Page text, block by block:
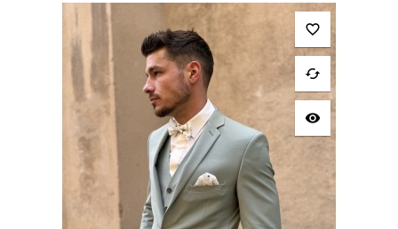
favorite_border
cached
visibility